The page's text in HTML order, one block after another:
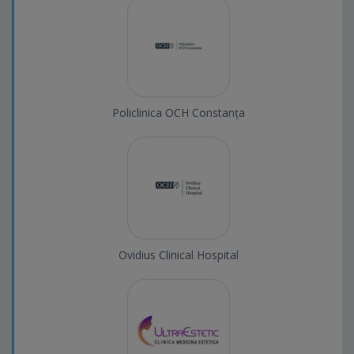
Policlinica OCH Constanța
Ovidius Clinical Hospital